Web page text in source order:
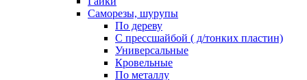
Саморезы, шурупы
По дереву
С прессшайбой ( д/тонких пластин)
Универсальные
Кровельные
По металлу